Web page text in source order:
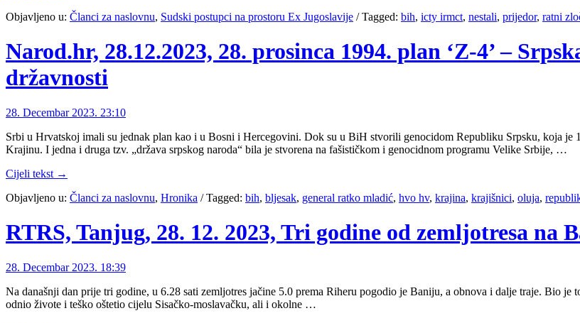
Objavljeno u: Članci za naslovnu, Sudski postupci na prostoru Ex Jugoslavije /Tagged: bih, icty irmct, nestali, prijedor, ratni
Narod.hr, 28.12.2023, 28. prosinca 1994. plan ‘Z-4’ –
državnosti
28. Decembar 2023. 23:10
Srbi u Hrvatskoj imali su jednak plan kao i u Bosni i Hercegovini. Dok su u BiH stvorili genocidom Republiku Srpsku, koja je
Krajinu. I jedna i druga tzv. „država srpskog naroda“ bila je stvorena na fašističkom i genocidnom programu Velike Srbije, …
Cijeli tekst →
Objavljeno u: Članci za naslovnu, Hronika /Tagged: bih, bljesak, general ratko mladić, hvo hv, krajina, krajišnici, oluja,
RTRS, Tanjug, 28. 12. 2023, Tri godine od zemljotresa na
28. Decembar 2023. 18:39
Na današnji dan prije tri godine, u 6.28 sati zemljotres jačine 5.0 prema Riheru pogodio je Baniju, a obnova i dalje traje. Bio
odnio živote i teško oštetio cijelu Sisačko-moslavačku, ali i okolne …